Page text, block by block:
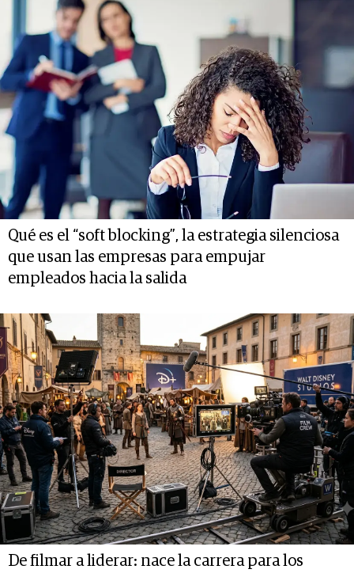
Qué es el “soft blocking”, la estrategia silenciosa
que usan las empresas para empujar
empleados hacia la salida
De filmar a liderar: nace la carrera para los